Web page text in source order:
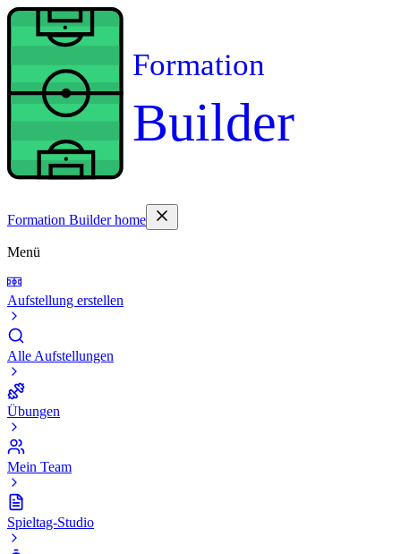
Formation
Builder
Formation Builder home
Menü
Aufstellung erstellen
Alle Aufstellungen
Übungen
Mein Team
Spieltag-Studio